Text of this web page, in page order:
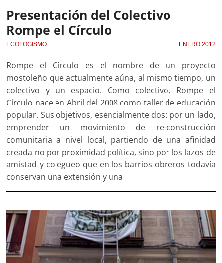
Presentación del Colectivo
Rompe el Círculo
ECOLOGISMO ENERO 2012
Rompe el Círculo es el nombre de un proyecto
mostoleño que actualmente aúna, al mismo tiempo, un
colectivo y un espacio. Como colectivo, Rompe el
Círculo nace en Abril del 2008 como taller de educación
popular. Sus objetivos, esencialmente dos: por un lado,
emprender un movimiento de re-construcción
comunitaria a nivel local, partiendo de una afinidad
creada no por proximidad política, sino por los lazos de
amistad y colegueo que en los barrios obreros todavía
conservan una extensión y una